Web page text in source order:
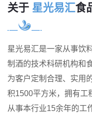
关于 星光易汇食
星光易汇是一家从事饮
制酒的技术科研机构和
为客户定制合理、实用
积1500平方米，拥有工
从事本行业15余年的工